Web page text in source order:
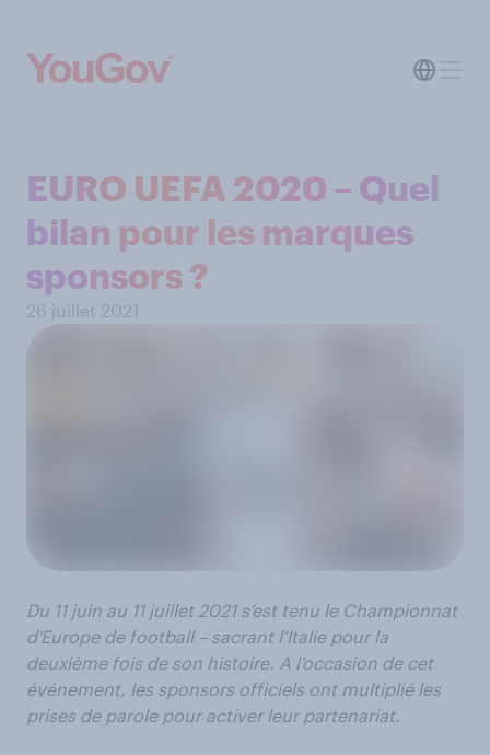
EURO UEFA 2020 – Quel
bilan pour les marques
sponsors ?
26 juillet 2021
Du 11 juin au 11 juillet 2021 s’est tenu le Championnat
d'Europe de football – sacrant l’Italie pour la
deuxième fois de son histoire. A l’occasion de cet
événement, les sponsors officiels ont multiplié les
prises de parole pour activer leur partenariat.